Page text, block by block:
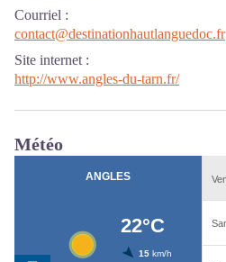
Courriel :
contact@destinationhautlanguedoc.fr
Site internet :
http://www.angles-du-tarn.fr/
Météo